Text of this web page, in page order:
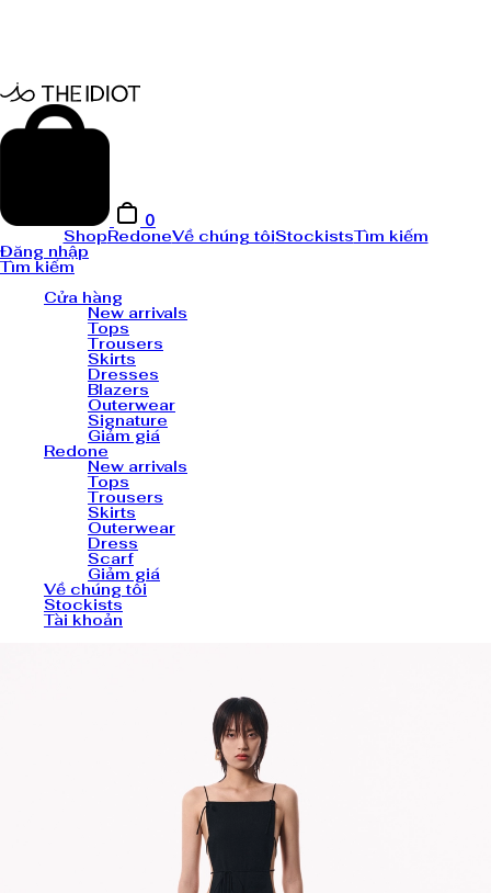
0
ShopRedoneVề chúng tôiStockistsTìm kiếm
Đăng nhập
Tìm kiếm
Cửa hàng
New arrivals
Tops
Trousers
Skirts
Dresses
Blazers
Outerwear
Signature
Giảm giá
Redone
New arrivals
Tops
Trousers
Skirts
Outerwear
Dress
Scarf
Giảm giá
Về chúng tôi
Stockists
Tài khoản